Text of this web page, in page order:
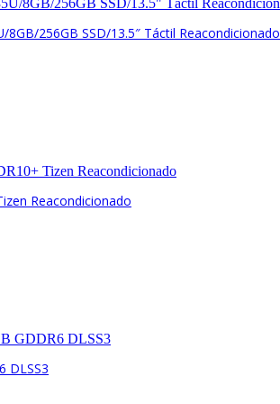
256GB SSD/13.5″ Táctil Reacondicionado
Reacondicionado
DLSS3